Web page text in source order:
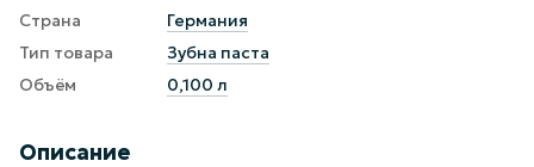
Страна
Германия
Тип товара
Зубна паста
Объём
0,100 л
Описание